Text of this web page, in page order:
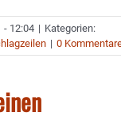
- 12:04 | Kategorien:
| 0